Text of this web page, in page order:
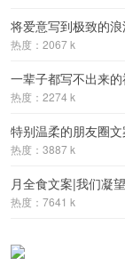
将爱意写到极致的
热度：2067 k
一辈子都写不出来
热度：2274 k
特别温柔的朋友圈
热度：3887 k
月全食文案|我们凝
热度：7641 k